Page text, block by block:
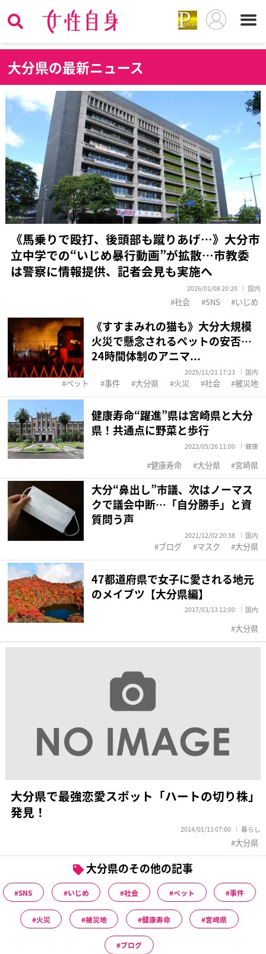
大分県の最新ニュース
《馬乗りで殴打、後頭部も蹴りあげ…》大分市
立中学での“いじめ暴行動画”が拡散…市教委
は警察に情報提供、記者会見も実施へ
2026/01/08 20:20 国内
社会 SNS いじめ
《すすまみれの猫も》大分大規模
火災で懸念されるペットの安否…
24時間体制のアニマ...
2025/11/21 17:23 国内
ペット 事件 大分県 火災 社会 被災地
健康寿命“躍進”県は宮崎県と大分
県！共通点に野菜と歩行
2022/05/26 11:00 健康
健康寿命 大分県 宮崎県
大分“鼻出し”市議、次はノーマス
クで議会中断…「自分勝手」と資
質問う声
2021/12/02 20:38 国内
ブログ マスク 大分県
47都道府県で女子に愛される地元
のメイブツ【大分県編】
2017/03/13 12:00 国内
大分県
大分県で最強恋愛スポット「ハートの切り株」
発見！
2014/01/13 07:00 暮らし
大分県
大分県のその他の記事
SNS いじめ 社会 ペット 事件
火災 被災地 健康寿命 宮崎県
ブログ